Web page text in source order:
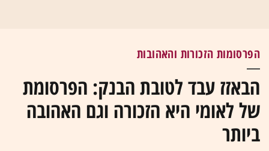
הפרסומות הזכורות והאהובות
הבאזז עבד לטובת הבנק: הפרסומת
של לאומי היא הזכורה וגם האהובה
ביותר